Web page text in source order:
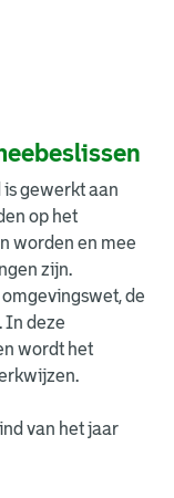
gewerkt aan
op het
worden en mee
zijn.
de
In deze
wordt het
van het jaar